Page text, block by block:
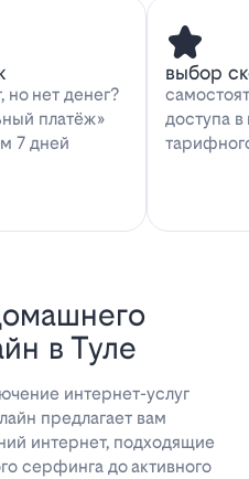
но нет денег?
платёж»
7 дней
выбор
доступа
в Туле
интернет-услуг
предлагает вам
интернет, подходящие
серфинга до активного